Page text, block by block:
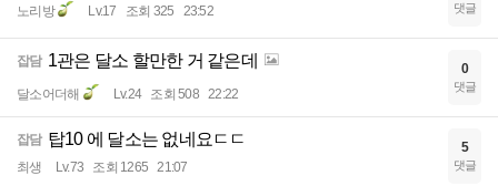
노리방 Lv.17 조회 325 23:52 댓글
잡담 1관은 달소 할만한 거 같은데
달소어더해 Lv.24 조회 508 22:22
0
댓글
잡담 탑10 에 달소는 없네요ㄷㄷ
최생 Lv.73 조회 1265 21:07
5
댓글